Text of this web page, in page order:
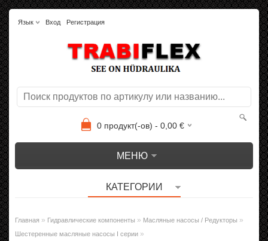
Язык Вход Регистрация
0 продукт(-ов) - 0,00 €
МЕНЮ
КАТЕГОРИИ
Главная » Гидравлические компоненты » Масляные насосы / Редукторы »
Шестеренные масляные насосы I серии »